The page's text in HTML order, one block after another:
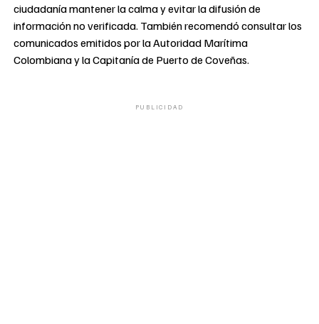
ciudadanía mantener la calma y evitar la difusión de
información no verificada. También recomendó consultar los
comunicados emitidos por la Autoridad Marítima
Colombiana y la Capitanía de Puerto de Coveñas.
PUBLICIDAD